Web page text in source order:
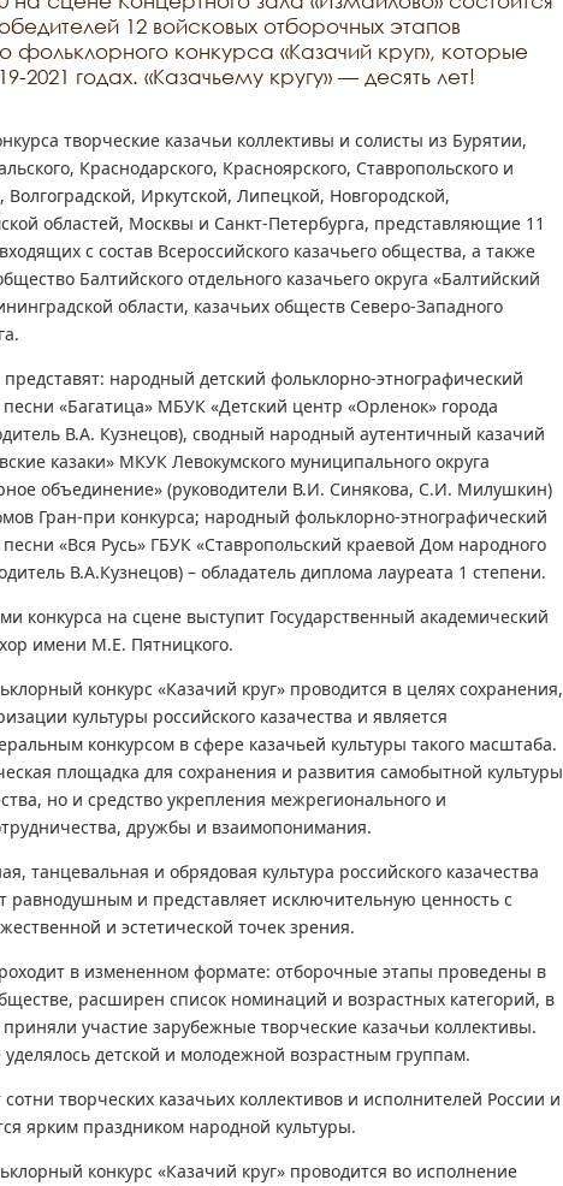
12 войсковых отборочных этапов
фольклорного конкурса «Казачий круг», которые
2021 годах. «Казачьему кругу» — десять лет!
творческие казачьи коллективы и солисты из Бурятии,
Краснодарского, Красноярского, Ставропольского и
Волгоградской, Иркутской, Липецкой, Новгородской,
областей, Москвы и Санкт-Петербурга, представляющие 11
с состав Всероссийского казачьего общества, а также
Балтийского отдельного казачьего округа «Балтийский
области, казачьих обществ Северо-Западного
народный детский фольклорно-этнографический
«Багатица» МБУК «Детский центр «Орленок» города
В.А. Кузнецов), сводный народный аутентичный казачий
казаки» МКУК Левокумского муниципального округа
объединение» (руководители В.И. Синякова, С.И. Милушкин)
Гран-при конкурса; народный фольклорно-этнографический
«Вся Русь» ГБУК «Ставропольский краевой Дом народного
В.А.Кузнецов) – обладатель диплома лауреата 1 степени.
конкурса на сцене выступит Государственный академический
имени М.Е. Пятницкого.
конкурс «Казачий круг» проводится в целях сохранения,
культуры российского казачества и является
конкурсом в сфере казачьей культуры такого масштаба.
площадка для сохранения и развития самобытной культуры
но и средство укрепления межрегионального и
дружбы и взаимопонимания.
танцевальная и обрядовая культура российского казачества
равнодушным и представляет исключительную ценность с
и эстетической точек зрения.
в измененном формате: отборочные этапы проведены в
расширен список номинаций и возрастных категорий, в
участие зарубежные творческие казачьи коллективы.
детской и молодежной возрастным группам.
творческих казачьих коллективов и исполнителей России и
ярким праздником народной культуры.
конкурс «Казачий круг» проводится во исполнение